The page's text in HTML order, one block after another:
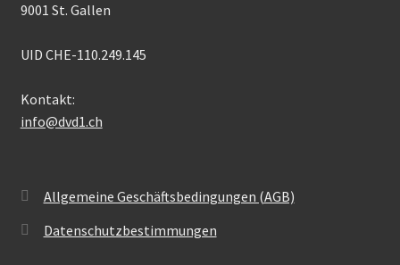
9001 St. Gallen
UID CHE-110.249.145
Kontakt:
info@dvd1.ch
Allgemeine Geschäftsbedingungen (AGB)
Datenschutzbestimmungen